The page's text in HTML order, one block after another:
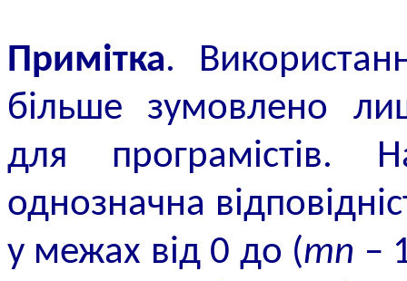
Примітка.
більше зумовлено
для програмістів.
однозначна
у межах від 0 до (mn –